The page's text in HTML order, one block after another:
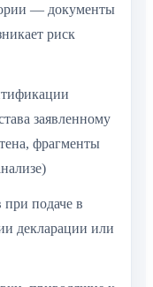
заявленному
фрагменты
подаче в
декларации или
приводящие к
—